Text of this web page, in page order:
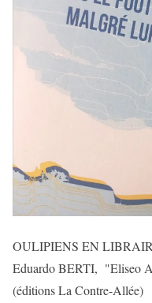
OULIPIENS EN
Eduardo BERTI, "Eliseo
(éditions La Contre-Allée)